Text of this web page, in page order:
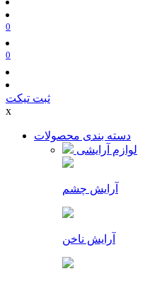
0
0
ثبت تیکت
x
دسته بندی محصولات
لوازم آرایشی
آرایش چشم
آرایش ناخن